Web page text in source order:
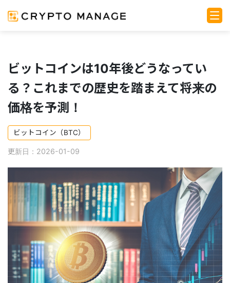
ビットコインは10年後どうなってい
る？これまでの歴史を踏まえて将来の
価格を予測！
ビットコイン（BTC）
更新日：2026-01-09